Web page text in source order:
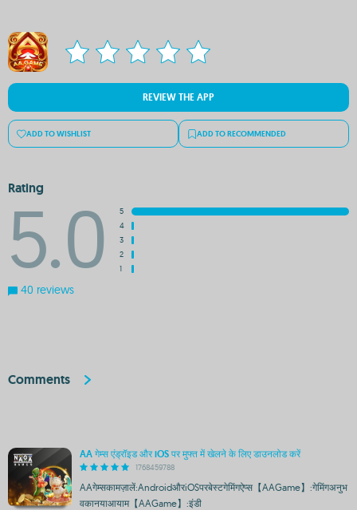
REVIEW THE APP
ADD TO WISHLIST ADD TO RECOMMENDED
Rating
5.0
5
4
3
2
1
40 reviews
Comments
AA गेम्स एंड्रॉइड और iOS पर मुफ्त में खेलने के लिए डाउनलोड करें
1768459788
AAगेम्सकामज़ालें:AndroidऔरiOSपरबेस्टगेमिंगऐप्स【AAGame】:गेमिंगअनुभ
वकानयाआयाम【AAGame】:इंडी